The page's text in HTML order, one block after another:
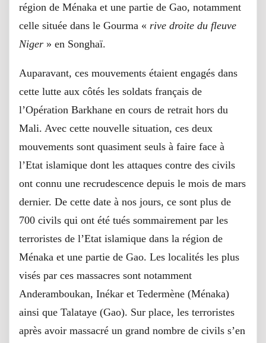
région de Ménaka et une partie de Gao, notamment
celle située dans le Gourma « rive droite du fleuve
Niger » en Songhaï.
Auparavant, ces mouvements étaient engagés dans
cette lutte aux côtés les soldats français de
l’Opération Barkhane en cours de retrait hors du
Mali. Avec cette nouvelle situation, ces deux
mouvements sont quasiment seuls à faire face à
l’Etat islamique dont les attaques contre des civils
ont connu une recrudescence depuis le mois de mars
dernier. De cette date à nos jours, ce sont plus de
700 civils qui ont été tués sommairement par les
terroristes de l’Etat islamique dans la région de
Ménaka et une partie de Gao. Les localités les plus
visés par ces massacres sont notamment
Anderamboukan, Inékar et Tedermène (Ménaka)
ainsi que Talataye (Gao). Sur place, les terroristes
après avoir massacré un grand nombre de civils s’en